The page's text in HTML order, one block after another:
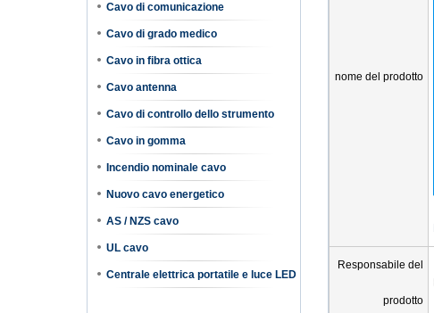
Cavo di comunicazione
Cavo di grado medico
Cavo in fibra ottica
Cavo antenna
Cavo di controllo dello strumento
Cavo in gomma
Incendio nominale cavo
Nuovo cavo energetico
AS / NZS cavo
UL cavo
Centrale elettrica portatile e luce LED
nome del prodotto
Responsabile del
prodotto